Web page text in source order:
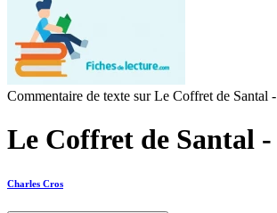
Commentaire de texte sur Le Coffret de Santal
Le Coffret de Santal
Charles Cros